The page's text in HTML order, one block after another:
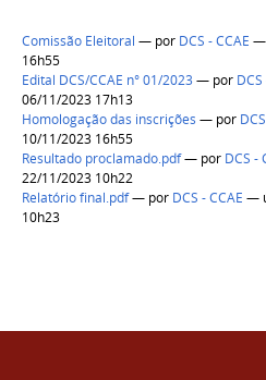
Comissão Eleitoral — por DCS - CCAE —
16h55
Edital DCS/CCAE n° 01/2023 — por DCS
06/11/2023 17h13
Homologação das inscrições — por
10/11/2023 16h55
Resultado proclamado.pdf— por DCS -
22/11/2023 10h22
Relatório final.pdf— por DCS - CCAE —
10h23